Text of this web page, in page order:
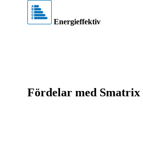
Energieffektiv
Fördelar med